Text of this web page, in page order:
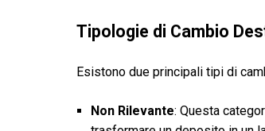
Tipologie di Cambio
Esistono due principali tipi di
Non Rilevante: Questa